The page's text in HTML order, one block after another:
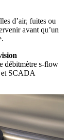
d’air, fuites ou
avant qu’un
débitmètre s-flow
et SCADA